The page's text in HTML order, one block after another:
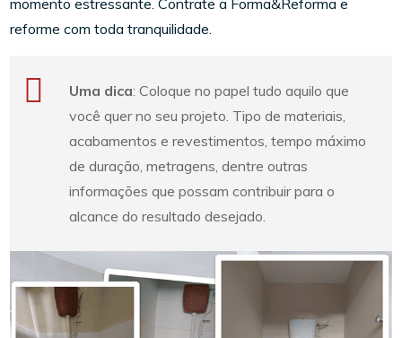
momento estressante. Contrate a Forma&Reforma e
reforme com toda tranquilidade.
Uma dica: Coloque no papel tudo aquilo que
você quer no seu projeto. Tipo de materiais,
acabamentos e revestimentos, tempo máximo
de duração, metragens, dentre outras
informações que possam contribuir para o
alcance do resultado desejado.